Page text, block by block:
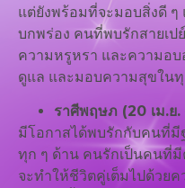
แต่ยังพร้อมที่จะมอบสิ่งดี ๆ
บกพร่อง คนที่พบรักสายเป
ความหรูหรา และความอ
ดูแล และมอบความสุขใน
ราศีพฤษภ (20 เม.ย
มีโอกาสได้พบรักกับคนที่
ทุก ๆ ด้าน คนรักเป็นคนที่
จะทำให้ชีวิตคู่เต็มไปด้วย